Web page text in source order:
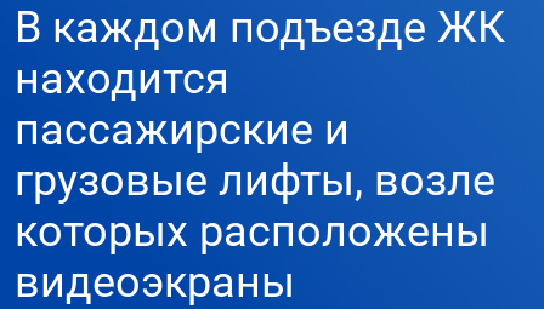
В каждом подъезде ЖК
находится
пассажирские и
грузовые лифты, возле
которых расположены
видеоэкраны